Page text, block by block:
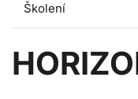
Školení